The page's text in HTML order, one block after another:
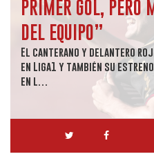
PRIMER GOL, PERO
DEL EQUIPO”
El canterano y delantero
en Liga1 y también su
en l…